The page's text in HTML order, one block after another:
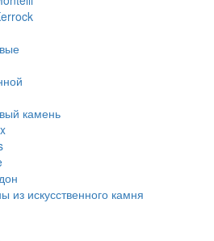
камень
из искусственного камня